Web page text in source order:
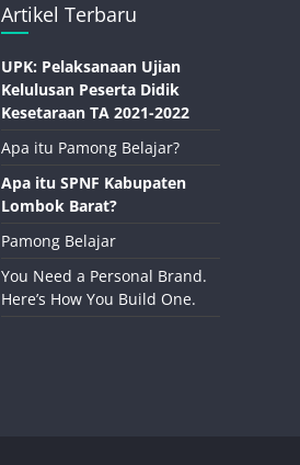
Artikel Terbaru
UPK: Pelaksanaan Ujian
Kelulusan Peserta Didik
Kesetaraan TA 2021-2022
Apa itu Pamong Belajar?
Apa itu SPNF Kabupaten
Lombok Barat?
Pamong Belajar
You Need a Personal Brand.
Here’s How You Build One.